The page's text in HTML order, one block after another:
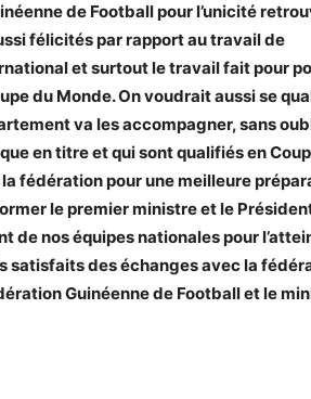
de Football pour l’unicité
félicités par rapport au travail de
et surtout le travail fait pour
du Monde. On voudrait aussi se
va les accompagner, sans
en titre et qui sont qualifiés en
fédération pour une meilleure
le premier ministre et le
de nos équipes nationales pour
satisfaits des échanges avec la
Guinéenne de Football et le